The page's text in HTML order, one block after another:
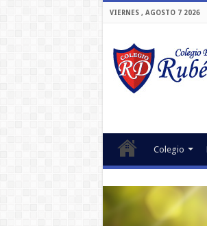
VIERNES , AGOSTO 7 2026
Colegio